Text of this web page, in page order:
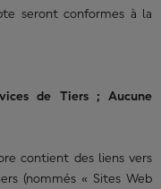
seront conformes à la
de Tiers ; Aucune
contient des liens vers
(nommés « Sites Web